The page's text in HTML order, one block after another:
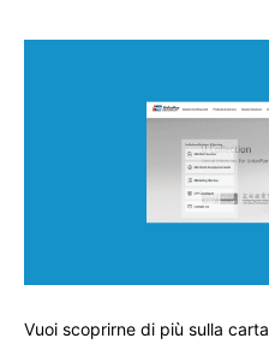
Vuoi scoprirne di più sulla carta